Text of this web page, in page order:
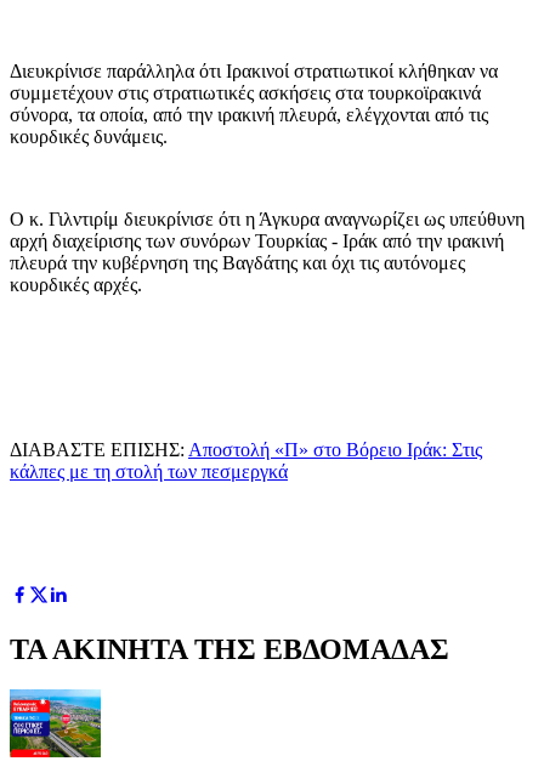
Διευκρίνισε παράλληλα ότι Ιρακινοί στρατιωτικοί κλήθηκαν να
συμμετέχουν στις στρατιωτικές ασκήσεις στα τουρκοϊρακινά
σύνορα, τα οποία, από την ιρακινή πλευρά, ελέγχονται από τις
κουρδικές δυνάμεις.
Ο κ. Γιλντιρίμ διευκρίνισε ότι η Άγκυρα αναγνωρίζει ως υπεύθυνη
αρχή διαχείρισης των συνόρων Τουρκίας - Ιράκ από την ιρακινή
πλευρά την κυβέρνηση της Βαγδάτης και όχι τις αυτόνομες
κουρδικές αρχές.
ΔΙΑΒΑΣΤΕ ΕΠΙΣΗΣ: Αποστολή «Π» στο Βόρειο Ιράκ: Στις
κάλπες με τη στολή των πεσμεργκά
ΤΑ ΑΚΙΝΗΤΑ ΤΗΣ ΕΒΔΟΜΑΔΑΣ